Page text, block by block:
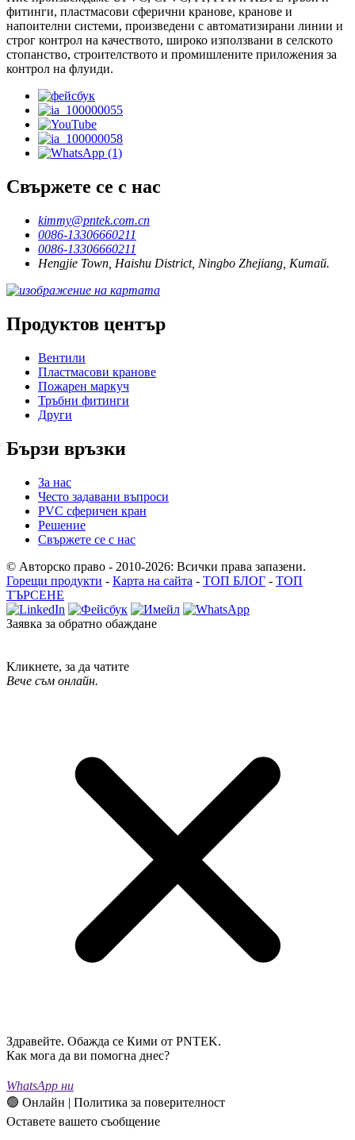
фитинги, пластмасови сферични кранове, кранове и
напоителни системи, произведени с автоматизирани линии и
строг контрол на качеството, широко използвани в селското
стопанство, строителството и промишлените приложения за
контрол на флуиди.
Свържете се с нас
kimmy@pntek.com.cn
0086-13306660211
0086-13306660211
Hengjie Town, Haishu District, Ningbo Zhejiang, Китай.
Продуктов център
Вентили
Пластмасови кранове
Пожарен маркуч
Тръбни фитинги
Други
Бързи връзки
За нас
Често задавани въпроси
PVC сферичен кран
Решение
Свържете се с нас
© Авторско право - 2010-2026: Всички права запазени.
Горещи продукти - Карта на сайта - ТОП БЛОГ - ТОП
ТЪРСЕНЕ
Заявка за обратно обаждане
Кликнете, за да чатите
Вече съм онлайн.
Здравейте. Обажда се Кими от PNTEK.
Как мога да ви помогна днес?
WhatsApp ни
🟢 Онлайн | Политика за поверителност
Оставете вашето съобщение